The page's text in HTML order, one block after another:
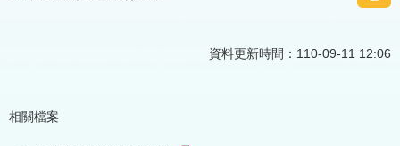
資料更新時間：110-09-11 12:06
相關檔案